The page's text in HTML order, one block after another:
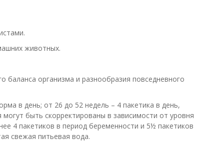
животных.
баланса организма и разнообразия повседневного
в день; от 26 до 52 недель – 4 пакетика в день,
быть скорректированы в зависимости от уровня
4 пакетиков в период беременности и 5½ пакетиков
свежая питьевая вода.